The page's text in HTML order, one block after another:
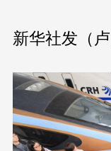
新华社发（卢